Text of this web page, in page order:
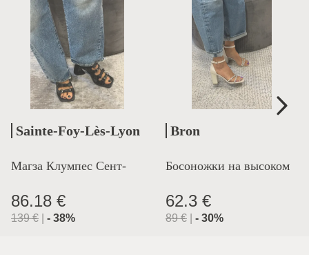
Sainte-Foy-Lès-Lyon
Магза Клумпес Сент-
Лион
86.18 €
139€ - 38%
Bron
Босоножки на высоком
каблуке
62.3 €
89€ - 30%